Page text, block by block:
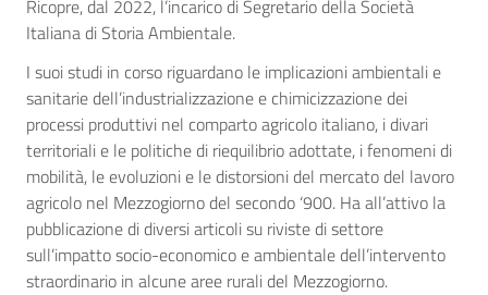
Ricopre, dal 2022, l’incarico di Segretario della Società
Italiana di Storia Ambientale.
I suoi studi in corso riguardano le implicazioni ambientali e
sanitarie dell’industrializzazione e chimicizzazione dei
processi produttivi nel comparto agricolo italiano, i divari
territoriali e le politiche di riequilibrio adottate, i fenomeni di
mobilità, le evoluzioni e le distorsioni del mercato del lavoro
agricolo nel Mezzogiorno del secondo ‘900. Ha all’attivo la
pubblicazione di diversi articoli su riviste di settore
sull’impatto socio-economico e ambientale dell’intervento
straordinario in alcune aree rurali del Mezzogiorno.